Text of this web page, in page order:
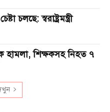
চলছে: স্বরাষ্ট্রমন্ত্রী
হামলা, শিক্ষকসহ নিহত ৭